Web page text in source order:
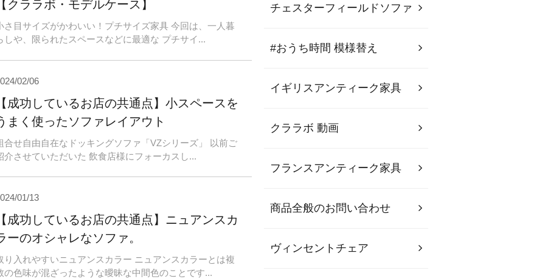
クララボ・モデルケース】
さ目サイズがかわいい！プチサイズ家具 今回は、一人暮
しや、限られたスペースなどに最適な プチサイ...
02/06
成功しているお店の共通点】小スペースを
まく使ったソファレイアウト
合せ自由自在なドッキングソファ「VZシリーズ」 以前ご
介させていただいた 飲食店様にフォーカスし...
01/13
成功しているお店の共通点】ニュアンスカ
ーのオシャレなソファ。
り入れやすいニュアンスカラー ニュアンスカラーとは複
の色味が混ざったような曖昧な中間色のことです...
チェスターフィールドソファ
#おうち時間 模様替え
イギリスアンティーク家具
クララボ 動画
フランスアンティーク家具
商品全般のお問い合わせ
ヴィンセントチェア